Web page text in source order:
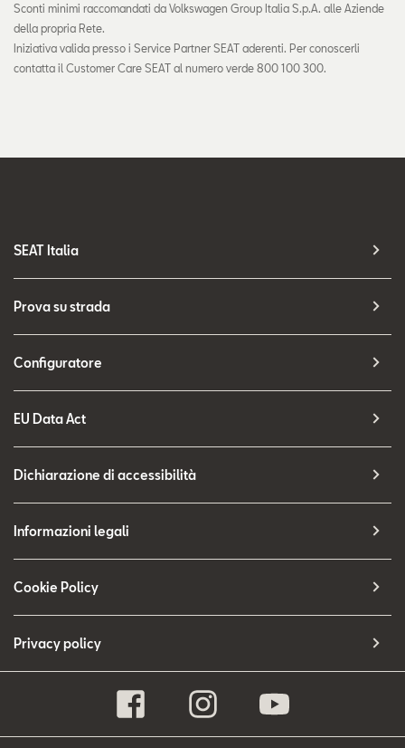
Sconti minimi raccomandati da Volkswagen Group Italia S.p.A. alle Aziende
della propria Rete.
Iniziativa valida presso i Service Partner SEAT aderenti. Per conoscerli
contatta il Customer Care SEAT al numero verde 800 100 300.
SEAT Italia
Prova su strada
Configuratore
EU Data Act
Dichiarazione di accessibilità
Informazioni legali
Cookie Policy
Privacy policy